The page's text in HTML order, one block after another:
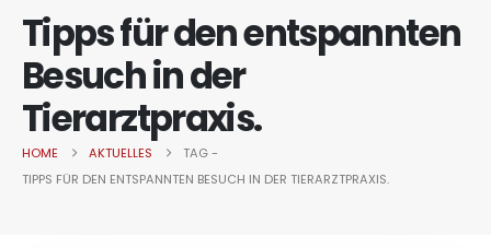
Tipps für den entspannten
Besuch in der
Tierarztpraxis.
HOME AKTUELLES
TAG -
TIPPS FÜR DEN ENTSPANNTEN BESUCH IN DER TIERARZTPRAXIS.